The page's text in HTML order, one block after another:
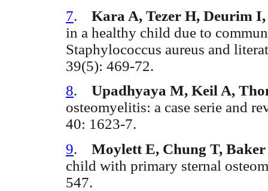
7. Kara A, Tezer H, Deurim
in a healthy child due to
Staphylococcus aureus and
39(5): 469-72.
8. Upadhyaya M, Keil A,
osteomyelitis: a case serie and
40: 1623-7.
9. Moylett E, Chung T, Baker
child with primary sternal
547.